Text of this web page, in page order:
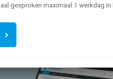
gesproken maximaal 1 werkdag in